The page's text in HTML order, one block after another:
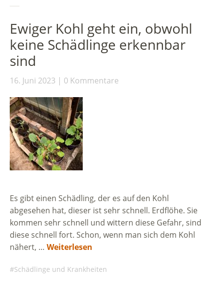
Ewiger Kohl geht ein, obwohl
keine Schädlinge erkennbar
sind
16. Juni 2023 0 Kommentare
Es gibt einen Schädling, der es auf den Kohl
abgesehen hat, dieser ist sehr schnell. Erdflöhe. Sie
kommen sehr schnell und wittern diese Gefahr, sind
diese schnell fort. Schon, wenn man sich dem Kohl
nähert, … Weiterlesen
Schädlinge und Krankheiten